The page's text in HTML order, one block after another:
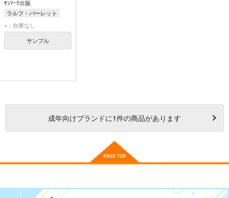
ｻﾝﾏｰｸ出版
ラルフ・パーレット
ハーパー保子/訳
×：在庫なし
サンプル
成年向けブランドに1件の商品があります